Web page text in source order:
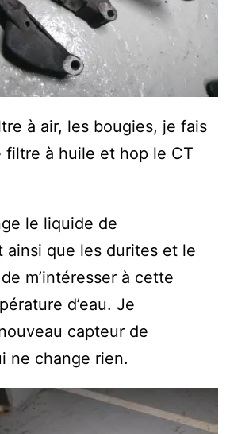
à air, les bougies, je fais
filtre à huile et hop le CT
le liquide de
ainsi que les durites et le
m’intéresser à cette
d’eau. Je
capteur de
ne change rien.